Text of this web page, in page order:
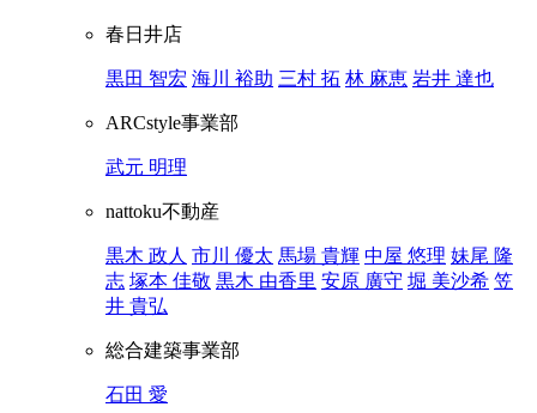
春日井店
黒田 智宏 海川 裕助 三村 拓 林 麻恵 岩井 達也
ARCstyle事業部
武元 明理
nattoku不動産
黒木 政人 市川 優太 馬場 貴輝 中屋 悠理 妹尾 隆
志 塚本 佳敬 黒木 由香里 安原 廣守 堀 美沙希 笠
井 貴弘
総合建築事業部
石田 愛